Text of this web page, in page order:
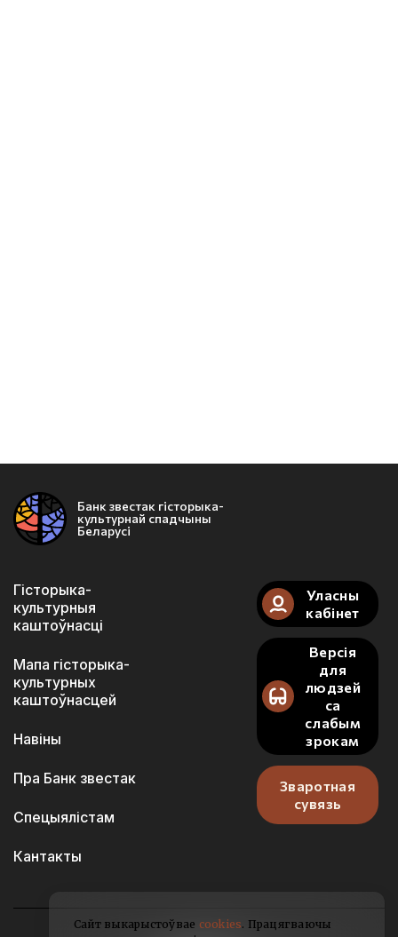
Банк звестак гісторыка-
культурнай спадчыны
Беларусі
Гісторыка-
культурныя
каштоўнасці
Мапа гісторыка-
культурных
каштоўнасцей
Навіны
Пра Банк звестак
Спецыялістам
Кантакты
Уласны
кабінет
Версія
для
людзей
са
слабым
зрокам
Зваротная
сувязь
Сайт выкарыстоўвае cookies. Працягваючы